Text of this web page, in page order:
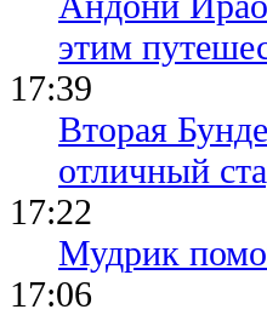
этим
17:39
Вторая
отличный
17:22
Мудрик
17:06